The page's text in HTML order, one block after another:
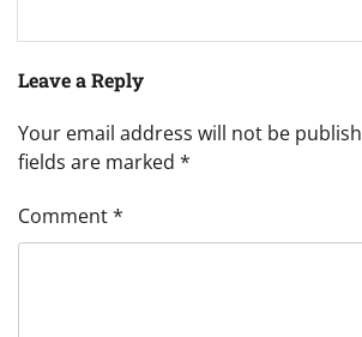
Leave a Reply
Your email address will not be
fields are marked *
Comment*